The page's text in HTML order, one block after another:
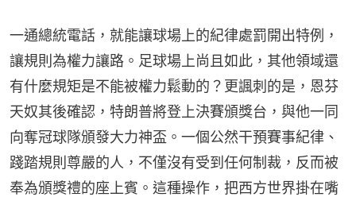
一通總統電話，就能讓球場上的紀律處罰開出特例，
讓規則為權力讓路。足球場上尚且如此，其他領域還
有什麼規矩是不能被權力鬆動的？更諷刺的是，恩芬
天奴其後確認，特朗普將登上決賽頒獎台，與他一同
向奪冠球隊頒發大力神盃。一個公然干預賽事紀律、
踐踏規則尊嚴的人，不僅沒有受到任何制裁，反而被
奉為頒獎禮的座上賓。這種操作，把西方世界掛在嘴